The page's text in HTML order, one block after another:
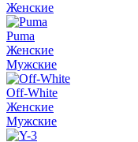
Женские
Puma
Женские
Мужские
Off-White
Женские
Мужские